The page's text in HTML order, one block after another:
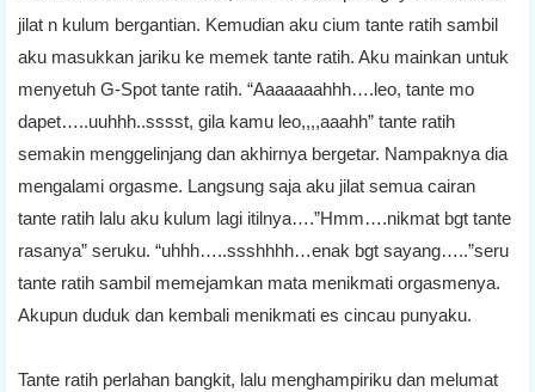
jilat n kulum bergantian. Kemudian aku cium tante ratih sambil
aku masukkan jariku ke memek tante ratih. Aku mainkan untuk
menyetuh G-Spot tante ratih. “Aaaaaaahhh….leo, tante mo
dapet…..uuhhh..sssst, gila kamu leo,,,,aaahh” tante ratih
semakin menggelinjang dan akhirnya bergetar. Nampaknya dia
mengalami orgasme. Langsung saja aku jilat semua cairan
tante ratih lalu aku kulum lagi itilnya….”Hmm….nikmat bgt tante
rasanya” seruku. “uhhh…..ssshhhh…enak bgt sayang…..”seru
tante ratih sambil memejamkan mata menikmati orgasmenya.
Akupun duduk dan kembali menikmati es cincau punyaku.
Tante ratih perlahan bangkit, lalu menghampiriku dan melumat